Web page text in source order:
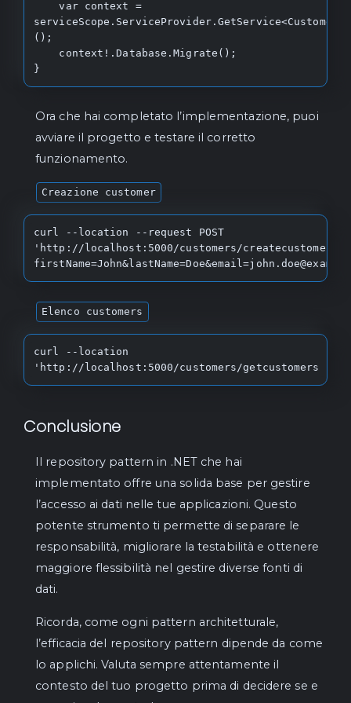
    var context =
();
}
Ora che hai completato l’implementazione, puoi
avviare il progetto e testare il corretto
funzionamento.
Creazione customer
curl --location --request POST
'http://localhost:5000/customers/createcustomers?
Elenco customers
curl --location
'http://localhost:5000/customers/getcustomers
Conclusione
Il repository pattern in .NET che hai
implementato offre una solida base per gestire
l’accesso ai dati nelle tue applicazioni. Questo
potente strumento ti permette di separare le
responsabilità, migliorare la testabilità e ottenere
maggiore flessibilità nel gestire diverse fonti di
dati.
Ricorda, come ogni pattern architetturale,
l’efficacia del repository pattern dipende da come
lo applichi. Valuta sempre attentamente il
contesto del tuo progetto prima di decidere se e